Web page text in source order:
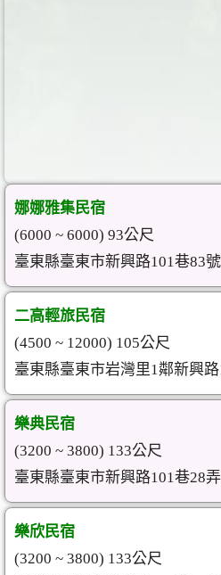
娜娜雅集民宿
(6000 ~ 6000) 93公尺
臺東縣臺東市新興路101巷83號
二高輕旅民宿
(4500 ~ 12000) 105公尺
臺東縣臺東市岩灣里1鄰新興
樂典民宿
(3200 ~ 3800) 133公尺
臺東縣臺東市新興路101巷28
樂欣民宿
(3200 ~ 3800) 133公尺